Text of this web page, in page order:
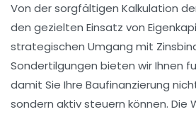
Von der sorgfältigen Kalkulation
den gezielten Einsatz von
strategischen Umgang mit
Sondertilgungen bieten wir Ihnen
damit Sie Ihre Baufinanzierung
sondern aktiv steuern können. Die